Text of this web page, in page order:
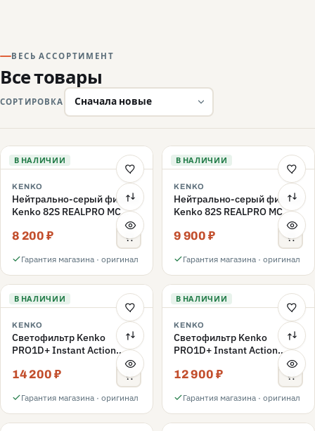
ВЕСЬ АССОРТИМЕНТ
Все товары
СОРТИРОВКА
В НАЛИЧИИ
KENKO
Нейтрально-серый фильтр
Kenko 82S REALPRO MC
8 200 ₽
Гарантия магазина · оригинал
В НАЛИЧИИ
KENKO
Нейтрально-серый фильтр
Kenko 82S REALPRO MC
9 900 ₽
Гарантия магазина · оригинал
В НАЛИЧИИ
KENKO
Светофильтр Kenko
PRO1D+ Instant Action
Variable NDX3-450+C-PLS
переменной плотности
14 200 ₽
Гарантия магазина · оригинал
В НАЛИЧИИ
KENKO
Светофильтр Kenko
PRO1D+ Instant Action
Variable NDX3-450+C-PL
переменной плотности
12 900 ₽
Гарантия магазина · оригинал